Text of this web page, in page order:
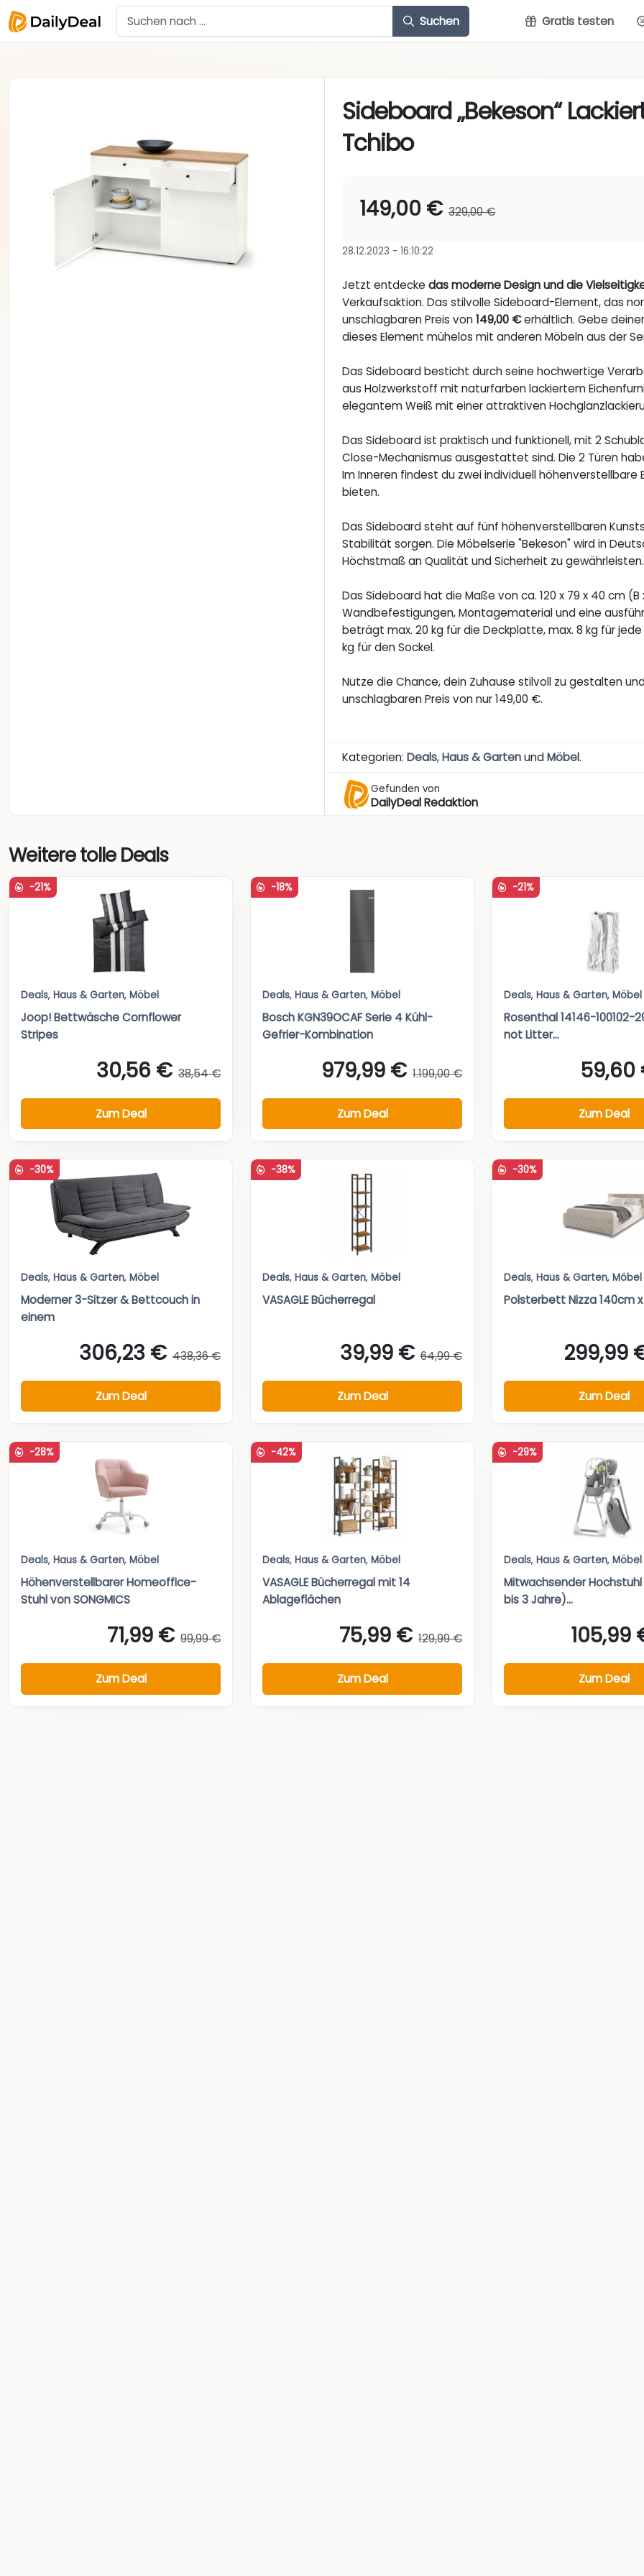
Suchen Gratis testen
Sideboard „Bekeson“
Tchibo
149,00 € 329,00 €
28.12.2023 - 16:10:22
Jetzt entdeckedas moderne Design und die
Verkaufsaktion. Das stilvolle Sideboard-Element, das
unschlagbaren Preis von149,00 €erhältlich. Gebe
dieses Element mühelos mit anderen Möbeln aus der
Das Sideboard besticht durch seine hochwertige
aus Holzwerkstoff mit naturfarben lackiertem
elegantem Weiß mit einer attraktiven
Das Sideboard ist praktisch und funktionell, mit 2
Close-Mechanismus ausgestattet sind. Die 2 Türen
Im Inneren findest du zwei individuell
bieten.
Das Sideboard steht auf fünf höhenverstellbaren
Stabilität sorgen. Die Möbelserie "Bekeson" wird in
Höchstmaß an Qualität und Sicherheit zu gewährleisten.
Das Sideboard hat die Maße von ca. 120 x 79 x 40 cm
Wandbefestigungen, Montagematerial und eine
beträgt max. 20 kg für die Deckplatte, max. 8 kg für
kg für den Sockel.
Nutze die Chance, dein Zuhause stilvoll zu gestalten
unschlagbaren Preis von nur 149,00 €.
Kategorien:Deals,Haus & GartenundMöbel.
Gefunden von
DailyDeal Redaktion
Weitere tolle Deals
-21%
Deals, Haus & Garten, Möbel
Joop! Bettwäsche Cornflower
Stripes
30,56 € 38,54 €
Zum Deal
-18%
Deals, Haus & Garten, Möbel
Bosch KGN39OCAF Serie 4 Kühl-
Gefrier-Kombination
979,99 € 1.199,00 €
Zum Deal
-21%
Deals, Haus & Garten, Möbel
Rosenthal 14146-100102-
not Litter...
59,60
Zum Deal
-30%
Deals, Haus & Garten, Möbel
Moderner 3-Sitzer & Bettcouch in
einem
306,23 € 438,36 €
Zum Deal
-38%
Deals, Haus & Garten, Möbel
VASAGLE Bücherregal
39,99 € 64,99 €
Zum Deal
-30%
Deals, Haus & Garten, Möbel
Polsterbett Nizza 140cm
299,99
Zum Deal
-28%
Deals, Haus & Garten, Möbel
Höhenverstellbarer Homeoffice-
Stuhl von SONGMICS
71,99 € 99,99 €
Zum Deal
-42%
Deals, Haus & Garten, Möbel
VASAGLE Bücherregal mit 14
Ablageflächen
75,99 € 129,99 €
Zum Deal
-29%
Deals, Haus & Garten, Möbel
Mitwachsender
bis 3 Jahre)...
105,99
Zum Deal